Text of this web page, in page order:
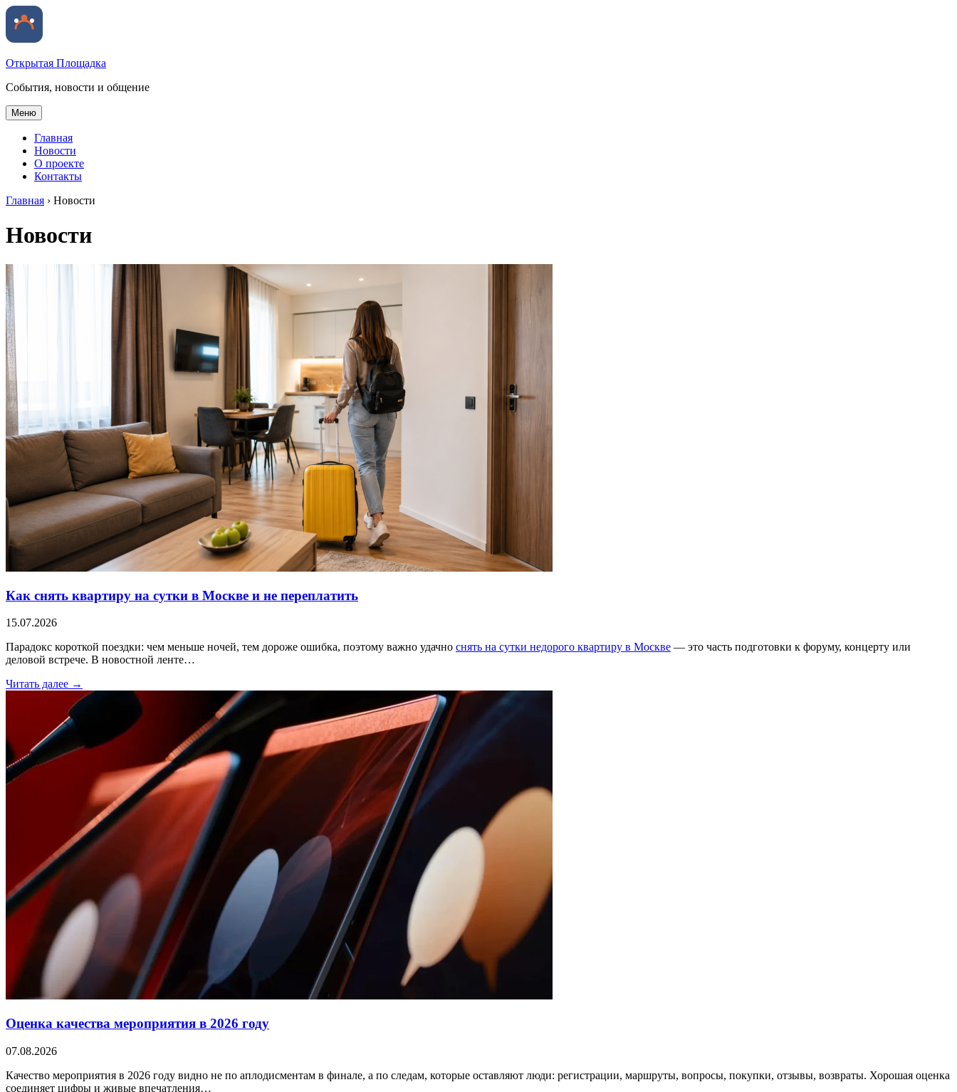
Открытая Площадка
События, новости и общение
Меню
Главная
Новости
О проекте
Контакты
Главная › Новости
Новости
Как снять квартиру на сутки в Москве и не переплатить
15.07.2026
Парадокс короткой поездки: чем меньше ночей, тем дороже ошибка, поэтому важно удачно снять на сутки недорого квартиру в Москве — это часть подготовки к форуму, концерту или
деловой встрече. В новостной ленте…
Читать далее →
Оценка качества мероприятия в 2026 году
07.08.2026
Качество мероприятия в 2026 году видно не по аплодисментам в финале, а по следам, которые оставляют люди: регистрации, маршруты, вопросы, покупки, отзывы, возвраты. Хорошая оценка
соединяет цифры и живые впечатления…